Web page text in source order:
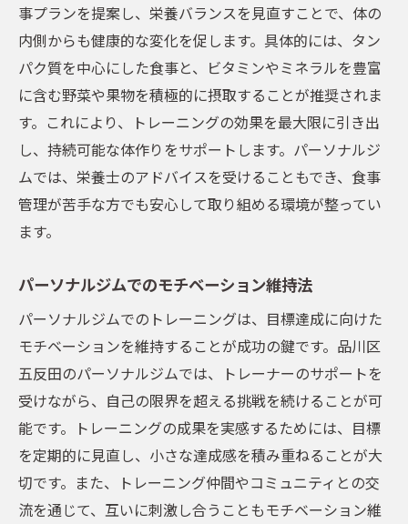
事プランを提案し、栄養バランスを見直すことで、体の
内側からも健康的な変化を促します。具体的には、タン
パク質を中心にした食事と、ビタミンやミネラルを豊富
に含む野菜や果物を積極的に摂取することが推奨されま
す。これにより、トレーニングの効果を最大限に引き出
し、持続可能な体作りをサポートします。パーソナルジ
ムでは、栄養士のアドバイスを受けることもでき、食事
管理が苦手な方でも安心して取り組める環境が整ってい
ます。
パーソナルジムでのモチベーション維持法
パーソナルジムでのトレーニングは、目標達成に向けた
モチベーションを維持することが成功の鍵です。品川区
五反田のパーソナルジムでは、トレーナーのサポートを
受けながら、自己の限界を超える挑戦を続けることが可
能です。トレーニングの成果を実感するためには、目標
を定期的に見直し、小さな達成感を積み重ねることが大
切です。また、トレーニング仲間やコミュニティとの交
流を通じて、互いに刺激し合うこともモチベーション維